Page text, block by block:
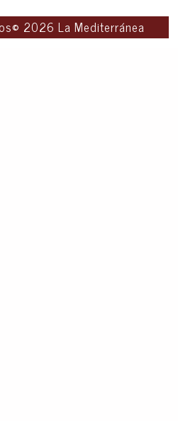
2026 La Mediterránea